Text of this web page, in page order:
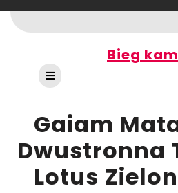
to
content
Bieg
Open
Button
Gaiam
Dwustronna
Lotus